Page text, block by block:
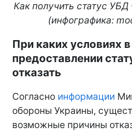
Как получить статус
(инфографика:
При каких условиях в
предоставлении
отказать
Согласно информации
обороны Украины,
возможные причины